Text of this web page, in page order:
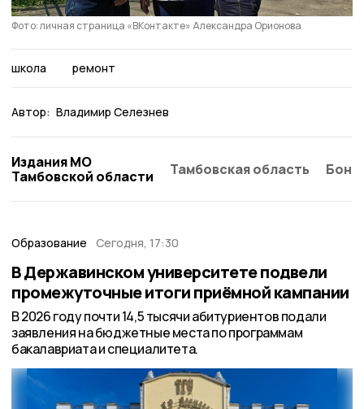
Фото: личная страница «ВКонтакте» Александра Орионова
школа ремонт
Автор: Владимир Селезнев
Издания МО
Тамбовской области
Тамбовская область
Образование Сегодня, 17:30
В Державинском университете подвели
промежуточные итоги приёмной кампании
В 2026 году почти 14,5 тысячи абитуриентов подали
заявления на бюджетные места по программам
бакалавриата и специалитета.